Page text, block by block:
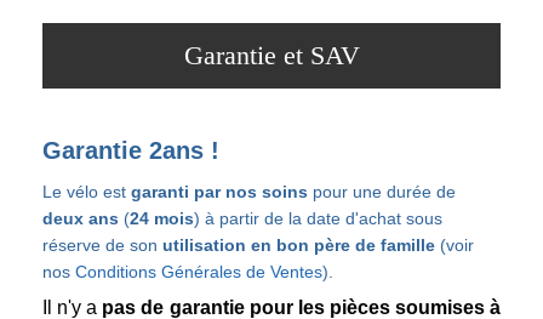
Garantie et SAV
Garantie 2ans !
Le vélo est garanti par nos soins pour une durée de
deux ans (24 mois) à partir de la date d'achat sous
réserve de son utilisation en bon père de famille (voir
nos Conditions Générales de Ventes).
Il n'y a pas de garantie pour les pièces soumises à